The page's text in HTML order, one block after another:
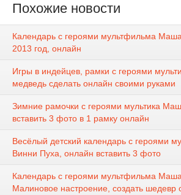
Похожие новости
Календарь с героями мультфильма
2013 год, онлайн
Игры в индейцев, рамки с героями
медведь сделать онлайн своими руками
Зимние рамочки с героями мультика
вставить 3 фото в 1 рамку онлайн
Весёлый детский календарь с героями
Винни Пуха, онлайн вставить 3 фото
Календарь с героями мультфильма
Малиновое настроение, создать шедевр